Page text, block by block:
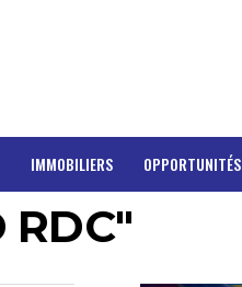
IMMOBILIERS OPPORTUNITÉS